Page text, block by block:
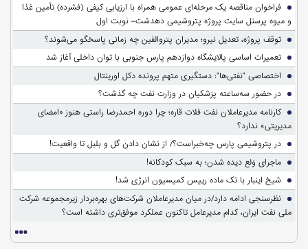
فراخوان مناقصه یک مرحله‌ای عمومی همراه با ارزیابی کیفی (فشرده) تأمین غذا
و میوه پرسنل سایت پروژه پتروشیمی دهدشت– نوبت اول
توقف پروژه، تعدیل نیرو؛ مدیران پتروالفین چه زمانی پاسخگو می‌شوند؟
تعمیرات اساسی پالایشگاه دوازدهم پارس جنوبی با توان داخلی آغاز شد
اختصاصی "نفتی‌ها": دستگیری متهم پرونده دکل اورینتال
در حضور سه‌ساعته پزشکیان در وزارت نفت چه گذشت؟
کارنامه مدیرعاملان نفت فلات قاره؛ چرا دوره احمدرضا راستی هنوز «امضای
مدیریتی» ندارد؟
در پتروشیمی پارس چه‌خبراست؟/ از نشان دادن گل و بلبل تا واقعیت!
ماجرای وَلع دیده شدن؛ به سبک کودکانه!
شیخ اینبار با تک ماده رییس کمیسیون انرژی شد!
نظرسنجی ادامه دارد/در میان مدیرعاملان شرکت‌های بهره‌بردار زیرمجموعه شرکت
ملی نفت ایران، کدام مدیرعامل تاکنون عملکرد موفق‌تری داشته است؟